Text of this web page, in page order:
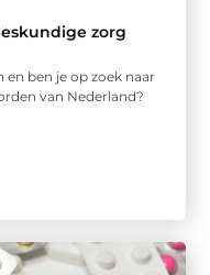
zorg
en ben je op zoek naar
van Nederland?